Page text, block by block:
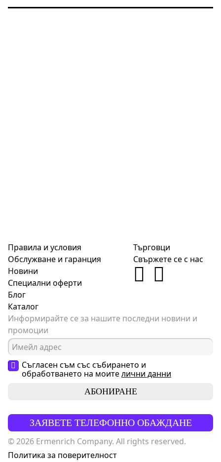
Правила и условия
Обслужване и гаранция
Новини
Специални оферти
Блог
Каталог
Търговци
Свържете се с нас
Информирайте се за нашите последни новини и
промоции
Съгласен съм със събирането и
обработването на моителични данни
АБОНИРАНЕ
ЗАЯВЕТЕ ТЕЛЕФОННО ОБАЖДАНЕ
© 2026 Ermenrich Company. All rights reserved.
Политика за поверителност